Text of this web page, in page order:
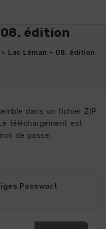
08. édition
» Lac Léman – 08. édition
dans un fichier ZIP
téléchargement est
de passe.
Passwort